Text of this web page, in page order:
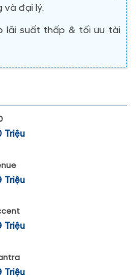
và đại lý.
lãi suất thấp & tối ưu tài
Triệu
Triệu
Triệu
Triệu